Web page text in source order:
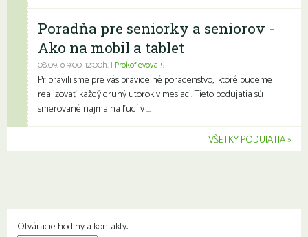
Poradňa pre seniorky a seniorov -
Ako na mobil a tablet
08.09. o 9:00-12:00h. | Prokofievova 5
Pripravili sme pre vás pravidelné poradenstvo, ktoré budeme
realizovať každý druhý utorok v mesiaci. Tieto podujatia sú
smerované najmä na ľudí v ...
VŠETKY PODUJATIA
Otváracie hodiny a kontakty: